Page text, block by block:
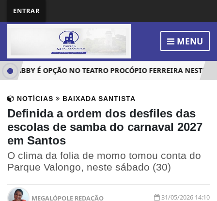
ENTRAR
MENU
É OPÇÃO NO TEATRO PROCÓPIO FERREIRA NESTE
NOTÍCIAS BAIXADA SANTISTA
Definida a ordem dos desfiles das
escolas de samba do carnaval 2027
em Santos
O clima da folia de momo tomou conta do
Parque Valongo, neste sábado (30)
MEGALÓPOLE REDAÇÃO 31/05/2026 14:10